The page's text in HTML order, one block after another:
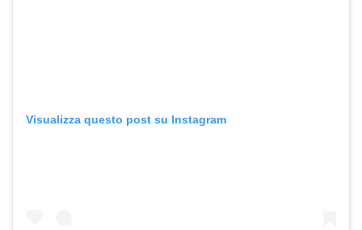
Visualizza questo post su Instagram